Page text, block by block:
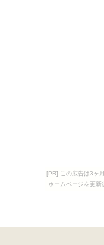
[PR] この広告は3ヶ
ホームページを更